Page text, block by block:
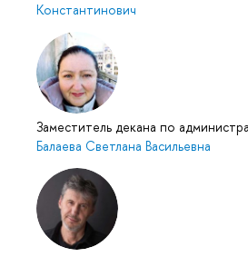
Константинович
Заместитель декана по
Балаева Светлана Васильевна